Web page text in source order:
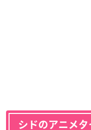
シドのアニメ